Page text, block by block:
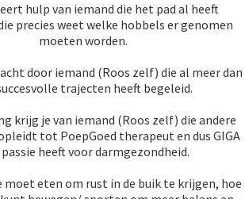
hulp van iemand die het pad al heeft
precies weet welke hobbels er genomen
moeten worden.
door iemand (Roos zelf) die al meer dan
trajecten heeft begeleid.
krijg je van iemand (Roos zelf) die andere
tot PoepGoed therapeut en dus GIGA
heeft voor darmgezondheid.
moet eten om rust in de buik te krijgen, hoe